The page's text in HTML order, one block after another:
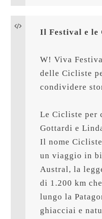
Il Festival e le
W! Viva
delle Cicliste
condividere
Le Cicliste per
Gottardi e
Il nome
un viaggio in
Austral, la
di 1.200 km
lungo la
ghiacciai e